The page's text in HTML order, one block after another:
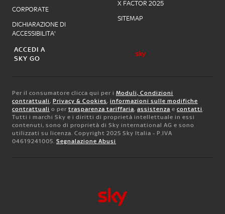
CORPORATE
DICHIARAZIONE DI
ACCESSIBILITA'
X FACTOR 2025
SITEMAP
ACCEDI A
SKY GO
Per il consumatore clicca qui per i Moduli, Condizioni
contrattuali, Privacy & Cookies, informazioni sulle modifiche
contrattuali o per trasparenza tariffaria, assistenza e contatti.
Tutti i marchi Sky e i diritti di proprietà intellettuale in essi
contenuti, sono di proprietà di Sky international AG e sono
utilizzati su licenza. Copyright 2025 Sky Italia - P.IVA
04619241005. Segnalazione Abusi